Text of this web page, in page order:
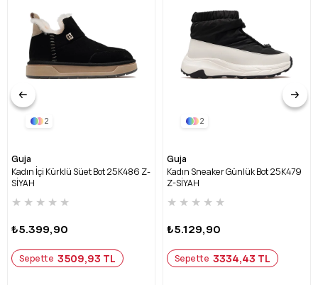
2
Guja
Kadın İçi Kürklü Süet Bot 25K486 Z-
SİYAH
★ ★ ★ ★ ★
₺5.399,90
Sepette 3509,93 TL
2
Guja
Kadın Sneaker Günlük Bot 25K479
Z-SİYAH
★ ★ ★ ★ ★
₺5.129,90
Sepette 3334,43 TL